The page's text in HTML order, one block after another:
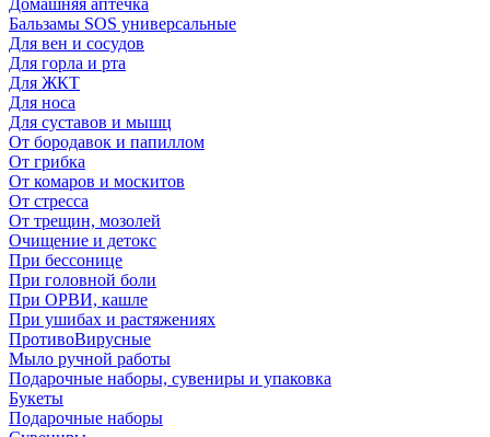
Домашняя аптечка
Бальзамы SOS универсальные
Для вен и сосудов
Для горла и рта
Для ЖКТ
Для носа
Для суставов и мышц
От бородавок и папиллом
От грибка
От комаров и москитов
От стресса
От трещин, мозолей
Очищение и детокс
При бессонице
При головной боли
При ОРВИ, кашле
При ушибах и растяжениях
ПротивоВирусные
Мыло ручной работы
Подарочные наборы, сувениры и упаковка
Букеты
Подарочные наборы